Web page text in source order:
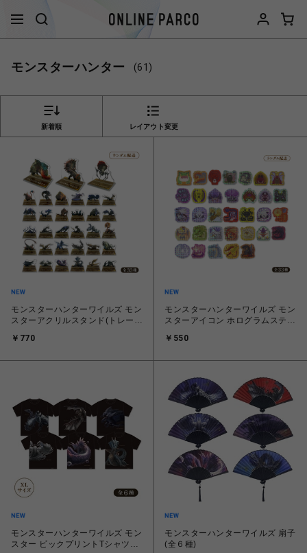
モンスターハンター (61)
新着順 レイアウト変更
モンスターハンターワイルズ モン
スターアクリルスタンド(トレーデ
￥770
モンスターハンターワイルズ モン
スターアイコン ホログラムステッ
￥550
モンスターハンターワイルズ モン
スター ビックプリントTシャツ
モンスターハンターワイルズ 扇子
(全６種)